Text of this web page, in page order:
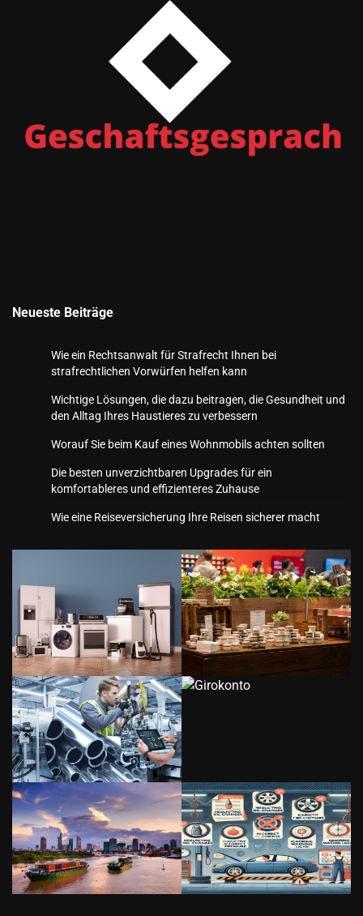
Neueste Beiträge
Wie ein Rechtsanwalt für Strafrecht Ihnen bei
strafrechtlichen Vorwürfen helfen kann
Wichtige Lösungen, die dazu beitragen, die Gesundheit und
den Alltag Ihres Haustieres zu verbessern
Worauf Sie beim Kauf eines Wohnmobils achten sollten
Die besten unverzichtbaren Upgrades für ein
komfortableres und effizienteres Zuhause
Wie eine Reiseversicherung Ihre Reisen sicherer macht